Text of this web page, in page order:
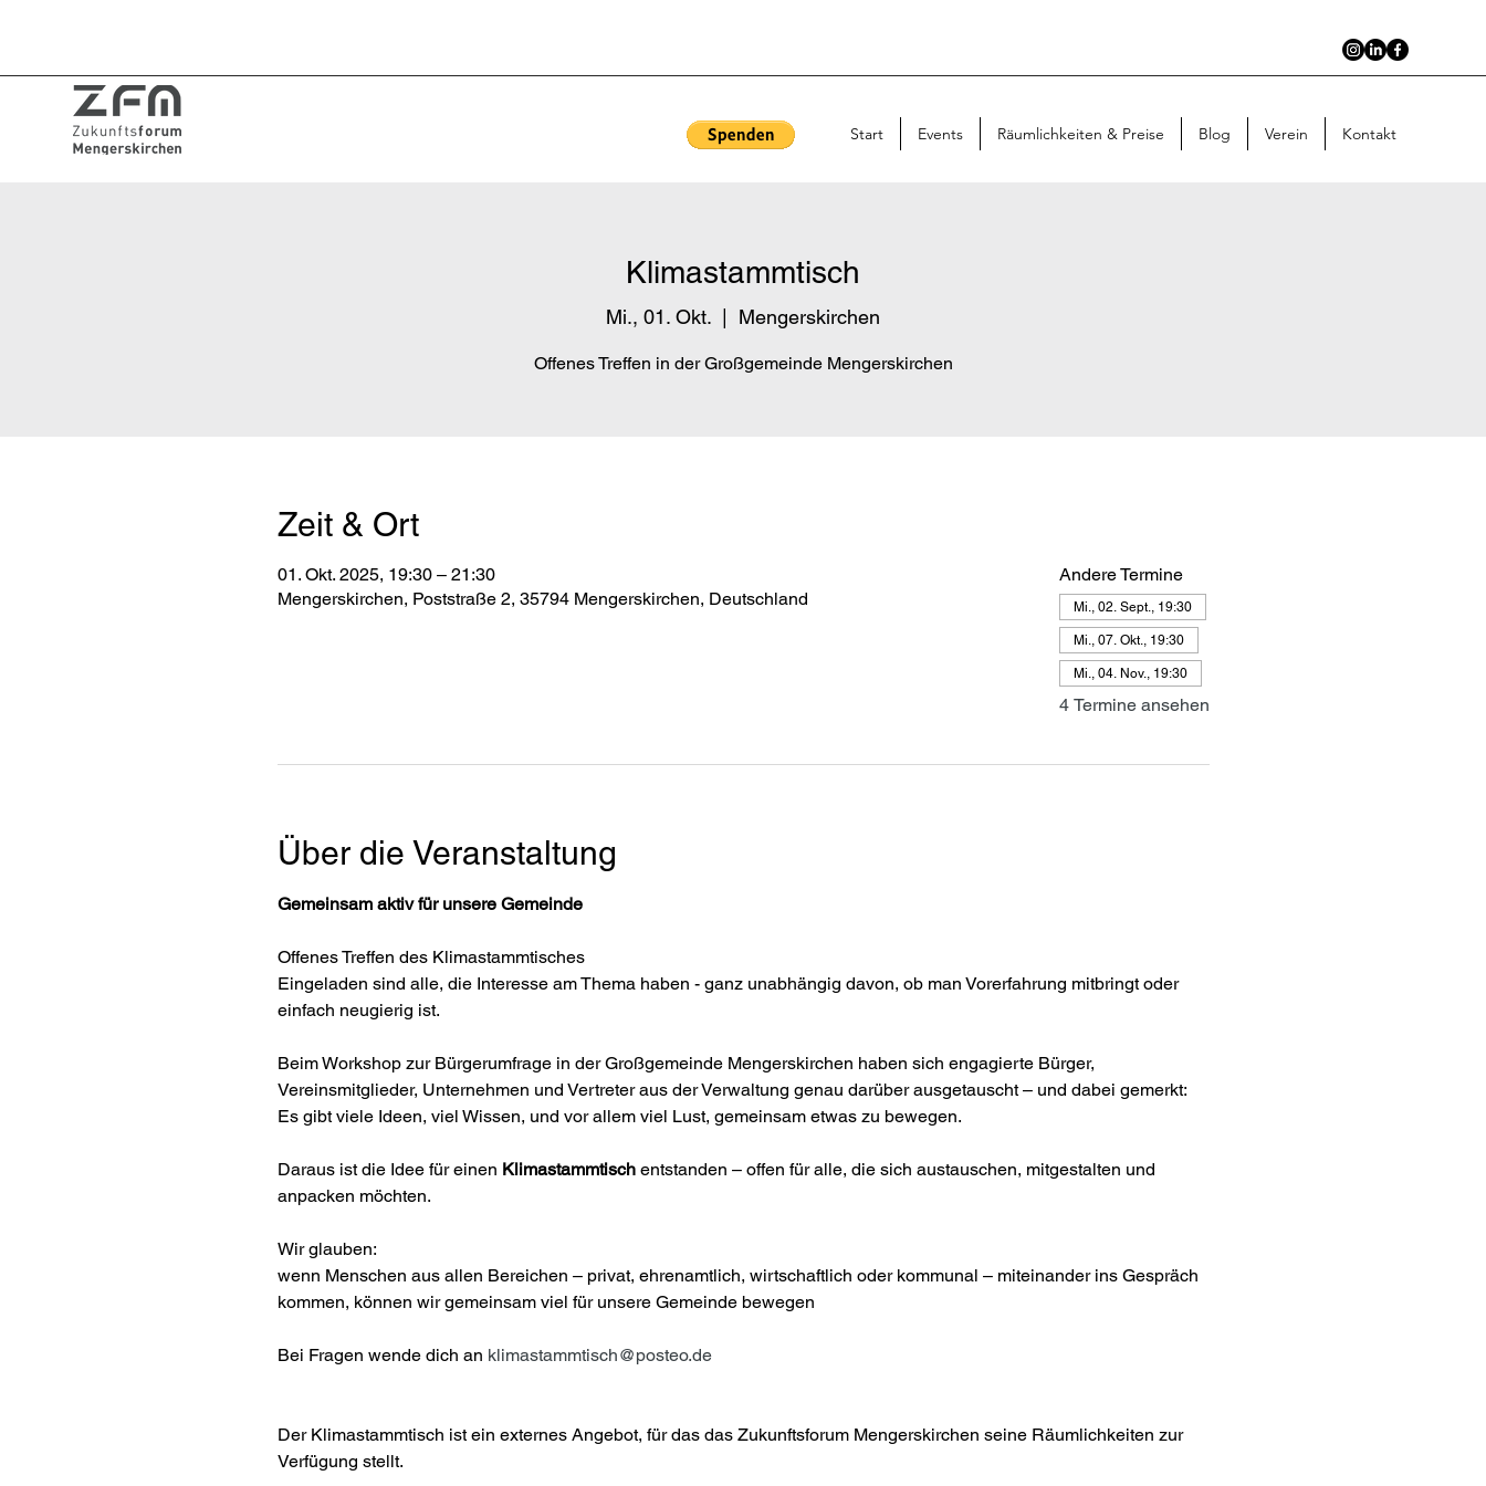
Start Events Räumlichkeiten & Preise Blog Verein Kontakt
Klimastammtisch
Mi., 01. Okt. Mengerskirchen
Offenes Treffen in der Großgemeinde Mengerskirchen
Zeit & Ort
01. Okt. 2025, 19:30 – 21:30
Mengerskirchen, Poststraße 2, 35794 Mengerskirchen, Deutschland
Andere Termine
Mi., 02. Sept., 19:30
Mi., 07. Okt., 19:30
Mi., 04. Nov., 19:30
4 Termine ansehen
Über die Veranstaltung
Gemeinsam aktiv für unsere Gemeinde
Offenes Treffen des Klimastammtisches
Eingeladen sind alle, die Interesse am Thema haben - ganz unabhängig davon, ob man Vorerfahrung mitbringt oder
einfach neugierig ist.
Beim Workshop zur Bürgerumfrage in der Großgemeinde Mengerskirchen haben sich engagierte Bürger,
Vereinsmitglieder, Unternehmen und Vertreter aus der Verwaltung genau darüber ausgetauscht – und dabei gemerkt:
Es gibt viele Ideen, viel Wissen, und vor allem viel Lust, gemeinsam etwas zu bewegen.
Daraus ist die Idee für einen Klimastammtisch entstanden – offen für alle, die sich austauschen, mitgestalten und
anpacken möchten.
Wir glauben:
wenn Menschen aus allen Bereichen – privat, ehrenamtlich, wirtschaftlich oder kommunal – miteinander ins Gespräch
kommen, können wir gemeinsam viel für unsere Gemeinde bewegen
Bei Fragen wende dich an klimastammtisch@posteo.de
Der Klimastammtisch ist ein externes Angebot, für das das Zukunftsforum Mengerskirchen seine Räumlichkeiten zur
Verfügung stellt.